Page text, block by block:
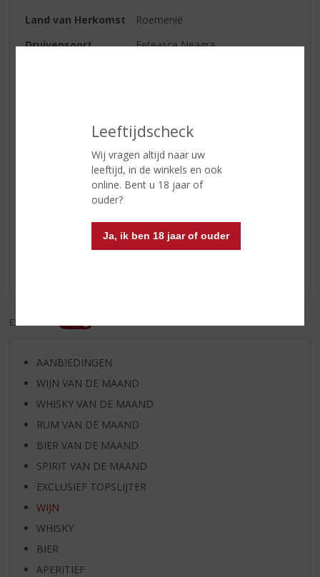
Leeftijdscheck
Wij vragen altijd naar uw
leeftijd, in de winkels en ook
online. Bent u 18 jaar of
ouder?
Ja, ik ben 18 jaar of ouder
Land van Herkomst
Roemenië
Druivensoort
Feteasca Neagra
vleesgerechten en fijne kazen.
Reviews
Schrijf een review
EXCL. BTW
AANBIEDINGEN
WIJN VAN DE MAAND
WHISKY VAN DE MAAND
RUM VAN DE MAAND
BIER VAN DE MAAND
SPIRIT VAN DE MAAND
EXCLUSIEF TOPSLIJTER
WIJN
WHISKY
BIER
APERITIEF